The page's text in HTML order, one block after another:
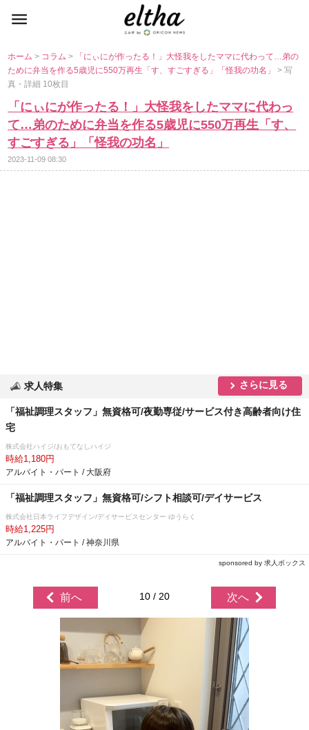
ホーム> コラム>
「にぃにが作ったる！」大怪我をしたママに代わって…弟の
ために弁当を作る5歳児に550万再生「す、すごすぎる」「怪我の功名」> 写
真・詳細 10枚目
「にぃにが作ったる！」大怪我をしたママに代わっ
て…弟のために弁当を作る5歳児に550万再生「す、
すごすぎる」「怪我の功名」
2023-11-09 08:30
求人特集 さらに見る
「福祉調理スタッフ」無資格可/夜勤専従/サービス付き高齢者向け住
宅
株式会社ハイジ/おもてなしハイジ
時給1,180円
アルバイト・パート / 大阪府
「福祉調理スタッフ」無資格可/シフト相談可/デイサービス
株式会社日本ライフデザイン/デイサービスセンター ゆうらく
時給1,225円
アルバイト・パート / 神奈川県
sponsored by 求人ボックス
前へ 10 / 20 次へ